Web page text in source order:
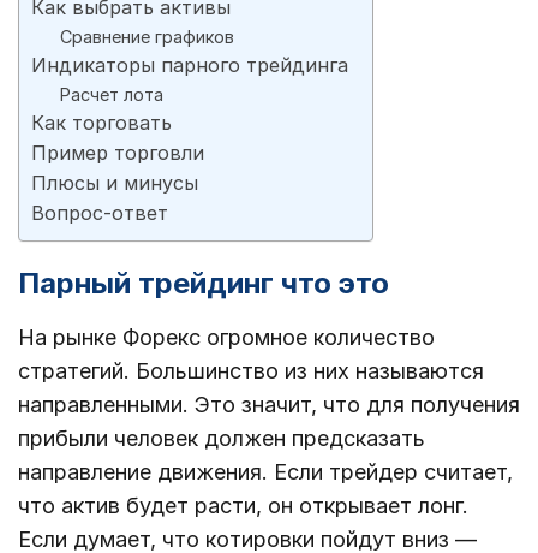
Как выбрать активы
Сравнение графиков
Индикаторы парного трейдинга
Расчет лота
Как торговать
Пример торговли
Плюсы и минусы
Вопрос-ответ
Парный трейдинг что это
На рынке Форекс огромное количество
стратегий. Большинство из них называются
направленными. Это значит, что для получения
прибыли человек должен предсказать
направление движения. Если трейдер считает,
что актив будет расти, он открывает лонг.
Если думает, что котировки пойдут вниз ―